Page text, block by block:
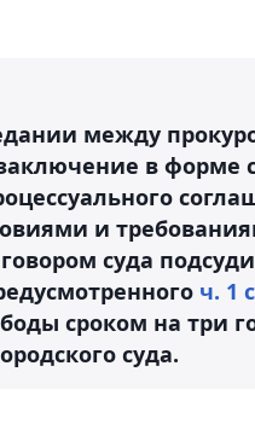
между
в форме
и
суда
ч. 1
сроком на три
суда.